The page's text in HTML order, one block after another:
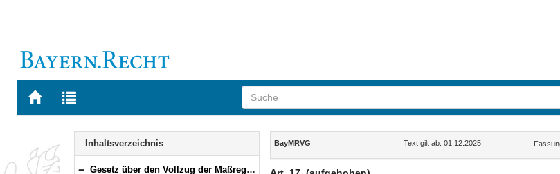
Zur
BAYERN.RECHT
Zur
letzten
Navigation
Inhaltsverzeichnis
Gesetz über den Vollzug der Maßregeln der Besserung und Sicherung sowie der einstweiligen Unterbringung (Bayerisches Maßregelvollzugsgesetz – BayMRVG) Vom 17. Juli 2015 (GVBl S. 222) BayRS 312-3-A (Art. 1–55)
Inhalt
BayMRVG Text gilt ab: 01.12.2025